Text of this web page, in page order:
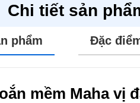
Chi tiết sản
phẩm Đặc
mềm Maha vị